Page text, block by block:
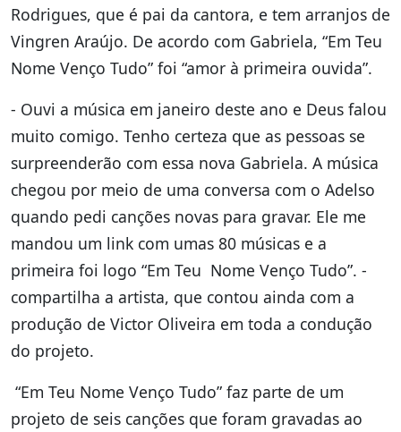
Rodrigues, que é pai da cantora, e tem arranjos de
Vingren Araújo. De acordo com Gabriela, “Em Teu
Nome Venço Tudo” foi “amor à primeira ouvida”.
- Ouvi a música em janeiro deste ano e Deus falou
muito comigo. Tenho certeza que as pessoas se
surpreenderão com essa nova Gabriela. A música
chegou por meio de uma conversa com o Adelso
quando pedi canções novas para gravar. Ele me
mandou um link com umas 80 músicas e a
primeira foi logo “Em Teu Nome Venço Tudo”. -
compartilha a artista, que contou ainda com a
produção de Victor Oliveira em toda a condução
do projeto.
“Em Teu Nome Venço Tudo” faz parte de um
projeto de seis canções que foram gravadas ao